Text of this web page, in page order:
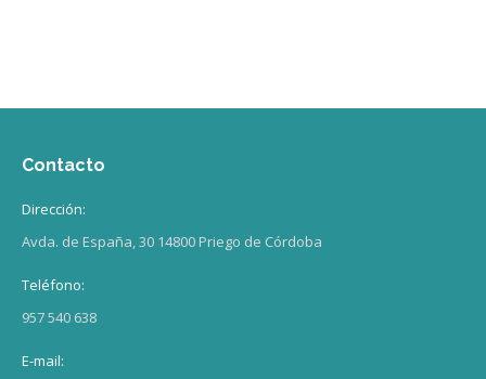
Contacto
Dirección:
Avda. de España, 30 14800 Priego de Córdoba
Teléfono:
957 540 638
E-mail: